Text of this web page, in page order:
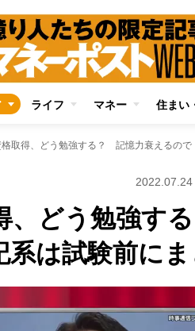
ライフ マネー 住まい
、どう勉強す
は試験前にま